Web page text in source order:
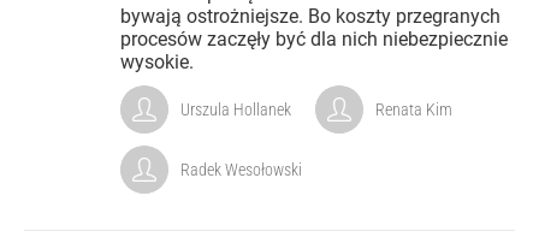
bywają ostrożniejsze. Bo koszty przegranych
procesów zaczęły być dla nich niebezpiecznie
wysokie.
Urszula Hollanek Renata Kim
Radek Wesołowski